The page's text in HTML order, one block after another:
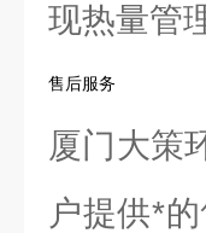
现热量管
售后服务
厦门大策
户提供*